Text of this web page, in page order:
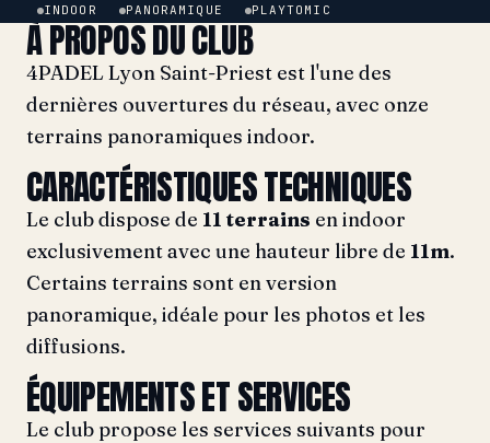
INDOOR PANORAMIQUE PLAYTOMIC
À PROPOS DU CLUB
4PADEL Lyon Saint-Priest est l'une des
dernières ouvertures du réseau, avec onze
terrains panoramiques indoor.
CARACTÉRISTIQUES TECHNIQUES
Le club dispose de 11 terrains en indoor
exclusivement avec une hauteur libre de 11m.
Certains terrains sont en version
panoramique, idéale pour les photos et les
diffusions.
ÉQUIPEMENTS ET SERVICES
Le club propose les services suivants pour